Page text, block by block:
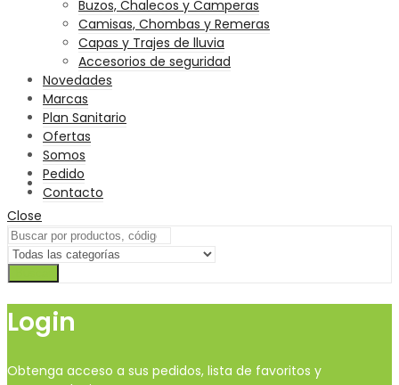
Buzos, Chalecos y Camperas
Camisas, Chombas y Remeras
Capas y Trajes de lluvia
Accesorios de seguridad
Novedades
Marcas
Plan Sanitario
Ofertas
Somos
Pedido
Contacto
Close
Login
Obtenga acceso a sus pedidos, lista de favoritos y